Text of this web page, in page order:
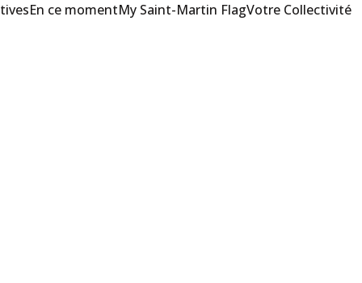
En ce momentMy Saint-Martin FlagVotre Collectivité